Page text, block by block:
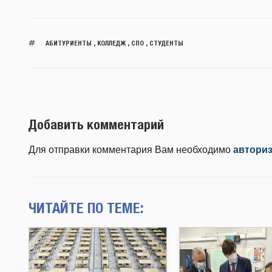
АБИТУРИЕНТЫ , КОЛЛЕДЖ, СПО, СТУДЕНТЫ
Добавить комментарий
Для отправки комментария Вам необходимо
ЧИТАЙТЕ ПО ТЕМЕ: